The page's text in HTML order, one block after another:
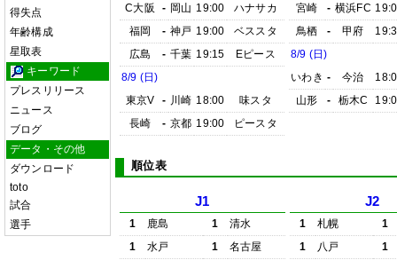
得失点
年齢構成
星取表
キーワード
プレスリリース
ニュース
ブログ
データ・その他
ダウンロード
toto
試合
選手
C大阪
- 岡山 19:00
ハナサカ
福岡
- 神戸 19:00
ベススタ
広島
- 千葉 19:15
Eピース
8/9 (日)
東京V
- 川崎 18:00
味スタ
長崎
- 京都 19:00 ピースタ
宮崎
- 横浜FC
鳥栖
- 甲府
8/9 (日)
いわき - 今治
山形
- 栃木C
順位表
J1
1 鹿島 1
清水
1
水戸 1
名古屋
J2
1 札幌
1
1
八戸
1